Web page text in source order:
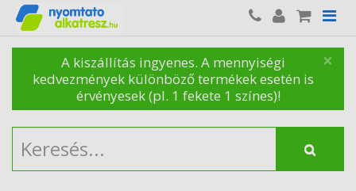
×
A kiszállítás ingyenes. A mennyiségi
kedvezmények különböző termékek esetén is
érvényesek (pl. 1 fekete 1 színes)!